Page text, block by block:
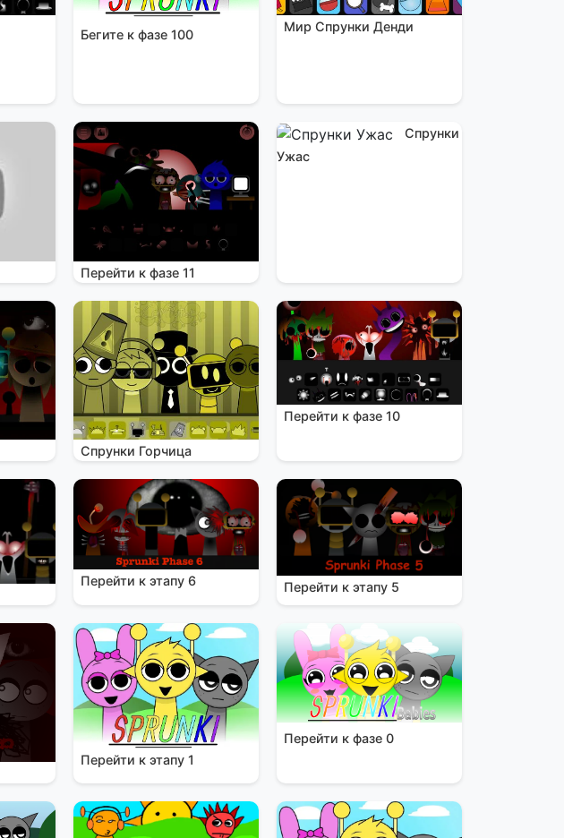
Бегите к фазе 100
Мир Спрунки Денди
Перейти к фазе 11
Спрунки
Ужас
Спрунки Горчица
Перейти к фазе 10
Перейти к этапу 6 Перейти к этапу 5
Перейти к этапу 1
Перейти к фазе 0